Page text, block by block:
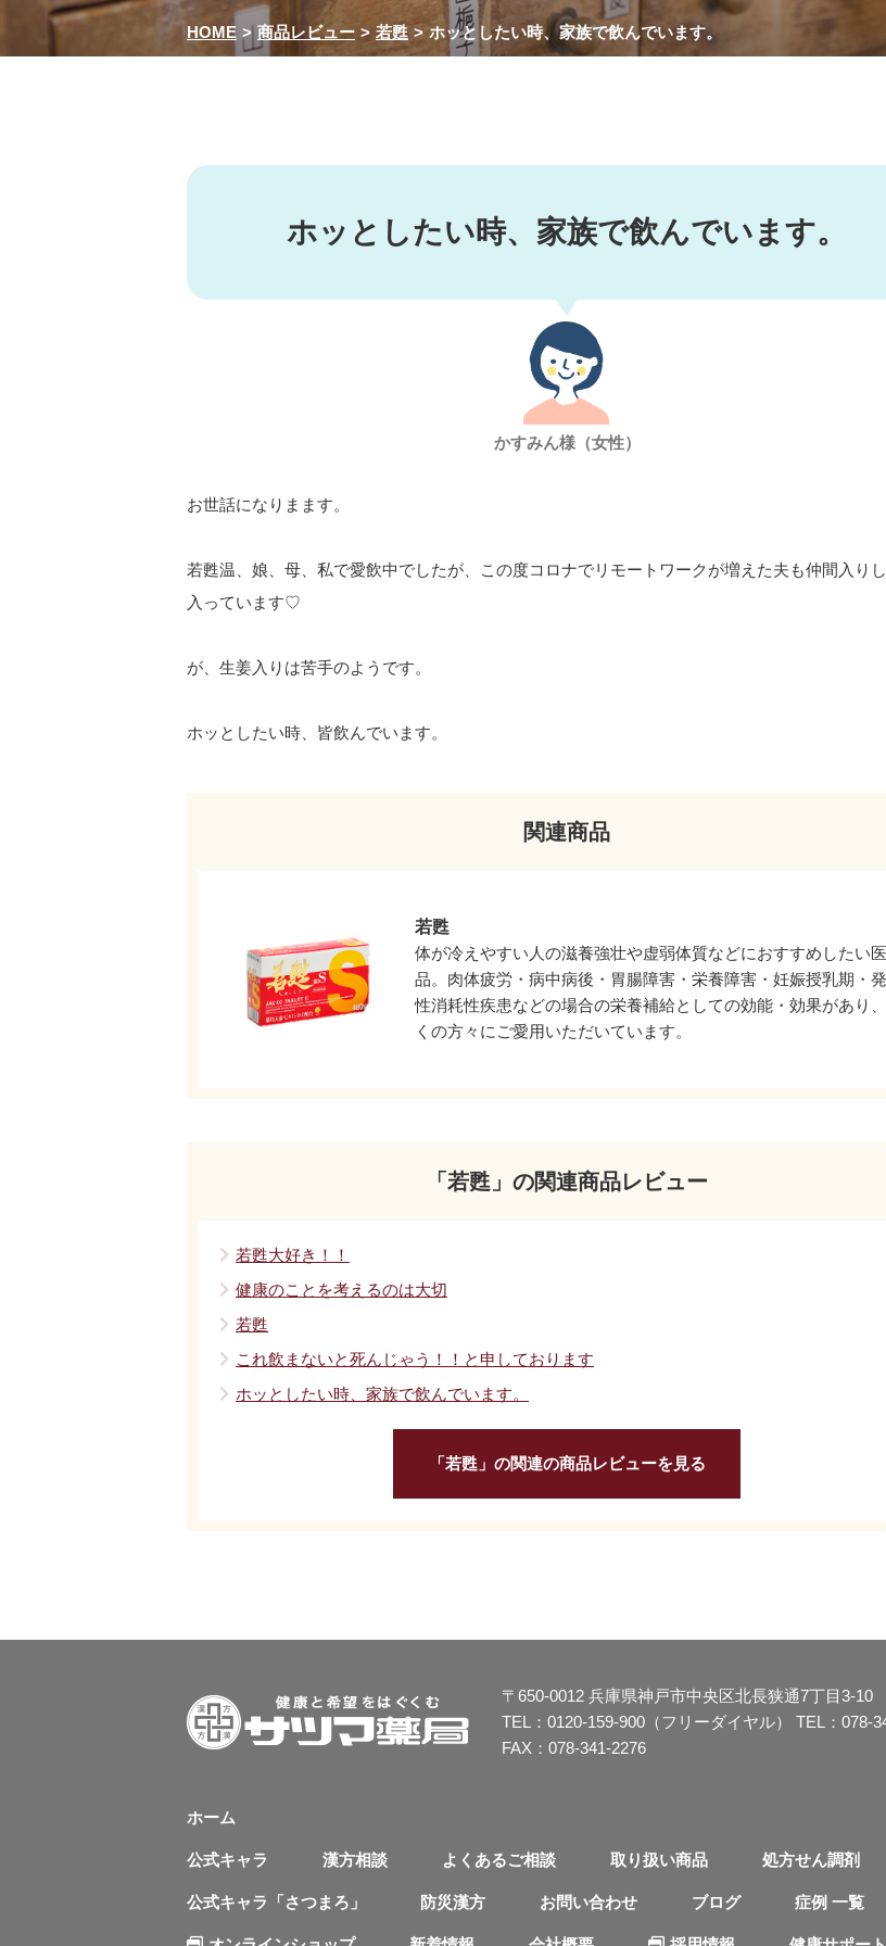
HOME 商品レビュー 若甦 ホッとしたい時、家族で飲んでいます。
ホッとしたい時、家族で飲んでいます。
かすみん様（女性）
お世話になりまます。
若甦温、娘、母、私で愛飲中でしたが、この度コロナでリモートワークが増えた夫も仲間入り
入っています♡
が、生姜入りは苦手のようです。
ホッとしたい時、皆飲んでいます。
関連商品
若甦
体が冷えやすい人の滋養強壮や虚弱体質などにおすすめしたい
品。肉体疲労・病中病後・胃腸障害・栄養障害・妊娠授乳期・
性消耗性疾患などの場合の栄養補給としての効能・効果があり
くの方々にご愛用いただいています。
「若甦」の関連商品レビュー
若甦大好き！！
健康のことを考えるのは大切
若甦
これ飲まないと死んじゃう！！と申しております
ホッとしたい時、家族で飲んでいます。
「若甦」の関連の商品レビューを見る
〒650-0012 兵庫県神戸市中央区北長狭通7丁目3-10
TEL： 0120-159-900（フリーダイヤル） TEL： 078-
FAX：078-341-2276
ホーム
公式キャラ 漢方相談 よくあるご相談 取り扱い商品 処方せん調剤
公式キャラ「さつまろ」 防災漢方 お問い合わせ ブログ 症例 一覧